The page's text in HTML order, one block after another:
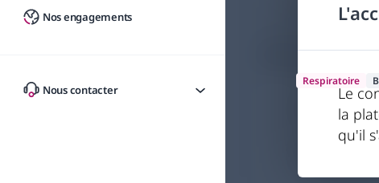
Nos engagements
Nous contacter
Le
la
qu'il
Respiratoire
un
ParPr Meurice,